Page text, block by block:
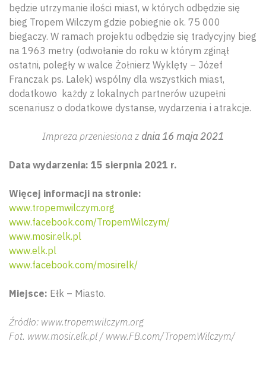
będzie utrzymanie ilości miast, w których odbędzie się
bieg Tropem Wilczym gdzie pobiegnie ok. 75 000
biegaczy. W ramach projektu odbędzie się tradycyjny bieg
na 1963 metry (odwołanie do roku w którym zginął
ostatni, poległy w walce Żołnierz Wyklęty – Józef
Franczak ps. Lalek) wspólny dla wszystkich miast,
dodatkowo każdy z lokalnych partnerów uzupełni
scenariusz o dodatkowe dystanse, wydarzenia i atrakcje.
Impreza przeniesiona z dnia 16 maja 2021
Data wydarzenia: 15 sierpnia 2021 r.
Więcej informacji na stronie:
www.tropemwilczym.org
www.facebook.com/TropemWilczym/
www.mosir.elk.pl
www.elk.pl
www.facebook.com/mosirelk/
Miejsce: Ełk – Miasto.
Źródło: www.tropemwilczym.org
Fot. www.mosir.elk.pl / www.FB.com/TropemWilczym/